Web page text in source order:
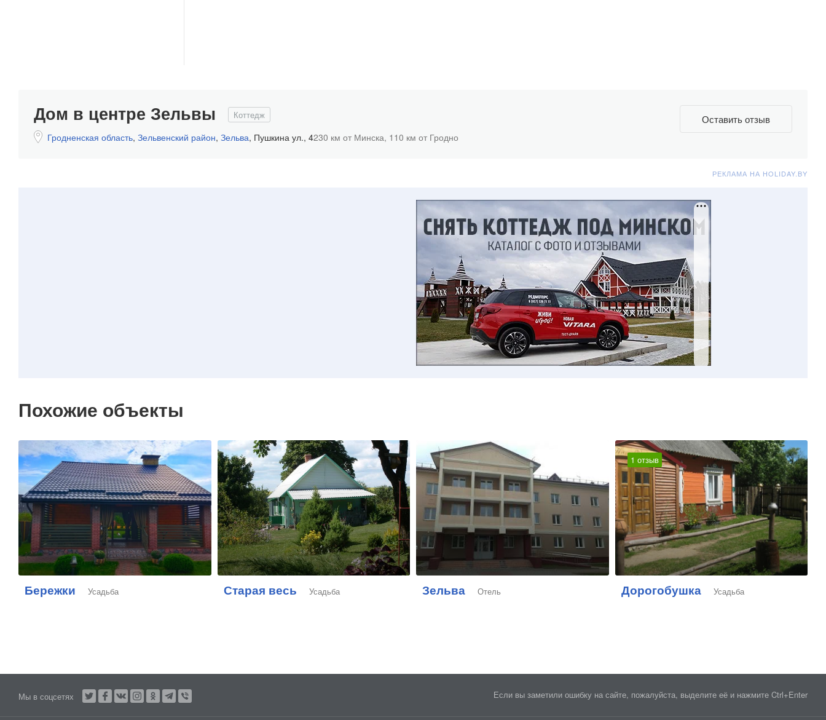
Дом в центре Зельвы Коттедж
Гродненская область, Зельвенский район, Зельва, Пушкина ул., 4230 км от Минска, 110 км от Гродно
Оставить отзыв
РЕКЛАМА НА HOLIDAY.BY
Похожие объекты
Бережки Усадьба Старая весь Усадьба Зельва Отель
1 отзыв
Дорогобушка Усадьба
Мы в соцсетях Если вы заметили ошибку на сайте, пожалуйста, выделите её и нажмите Ctrl+Enter